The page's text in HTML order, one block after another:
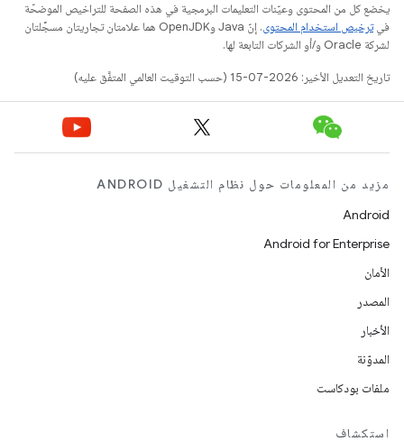
يخضع كل من المحتوى وعيّنات التعليمات البرمجية في هذه الصفحة للتراخيص الموضحّة
فيترخيص استخدام المحتوى
. إنّ Java وOpenJDK هما علامتان تجاريتان مسجَّلتان
لشركة Oracle و/أو الشركات التابعة لها.
تاريخ التعديل الأخير: 2026-07-15 (حسب التوقيت العالمي المتفَّق عليه)
مزيد من المعلومات حول نظام التشغيل ANDROID
Android
Android for Enterprise
الأمان
المصدر
الأخبار
المدوّنة
ملفات بودكاست
استكشاف